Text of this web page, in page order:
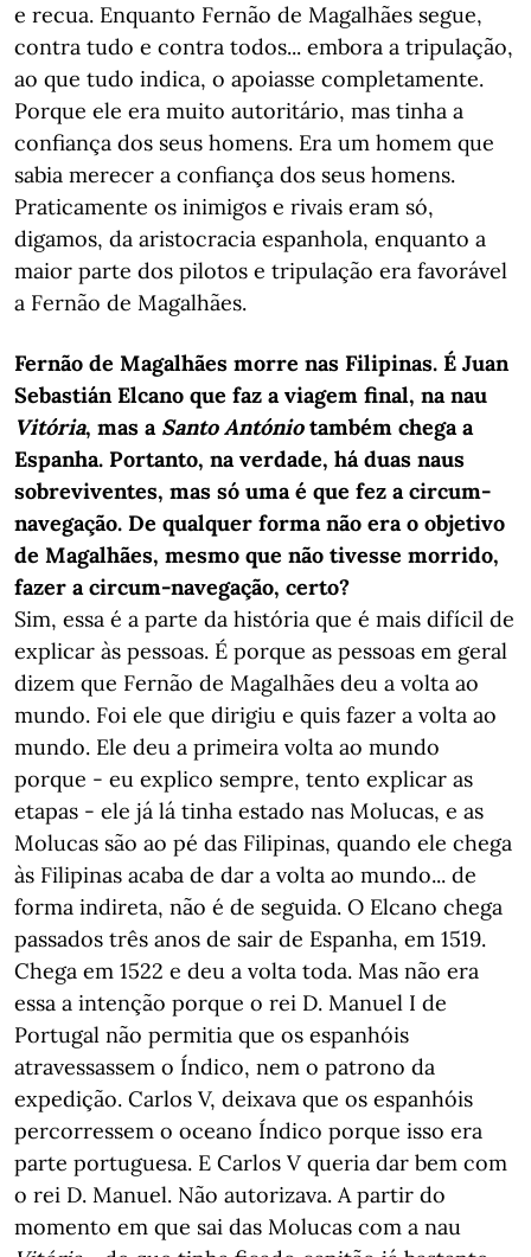
e recua. Enquanto Fernão de Magalhães segue,
contra tudo e contra todos... embora a tripulação,
ao que tudo indica, o apoiasse completamente.
Porque ele era muito autoritário, mas tinha a
confiança dos seus homens. Era um homem que
sabia merecer a confiança dos seus homens.
Praticamente os inimigos e rivais eram só,
digamos, da aristocracia espanhola, enquanto a
maior parte dos pilotos e tripulação era favorável
a Fernão de Magalhães.
Fernão de Magalhães morre nas Filipinas. É Juan
Sebastián Elcano que faz a viagem final, na nau
Vitória, mas a Santo Antóniotambém chega a
Espanha. Portanto, na verdade, há duas naus
sobreviventes, mas só uma é que fez a circum-
navegação. De qualquer forma não era o objetivo
de Magalhães, mesmo que não tivesse morrido,
fazer a circum-navegação, certo?
Sim, essa é a parte da história que é mais difícil de
explicar às pessoas. É porque as pessoas em geral
dizem que Fernão de Magalhães deu a volta ao
mundo. Foi ele que dirigiu e quis fazer a volta ao
mundo. Ele deu a primeira volta ao mundo
porque - eu explico sempre, tento explicar as
etapas - ele já lá tinha estado nas Molucas, e as
Molucas são ao pé das Filipinas, quando ele chega
às Filipinas acaba de dar a volta ao mundo... de
forma indireta, não é de seguida. O Elcano chega
passados três anos de sair de Espanha, em 1519.
Chega em 1522 e deu a volta toda. Mas não era
essa a intenção porque o rei D. Manuel I de
Portugal não permitia que os espanhóis
atravessassem o Índico, nem o patrono da
expedição. Carlos V, deixava que os espanhóis
percorressem o oceano Índico porque isso era
parte portuguesa. E Carlos V queria dar bem com
o rei D. Manuel. Não autorizava. A partir do
momento em que sai das Molucas com a nau